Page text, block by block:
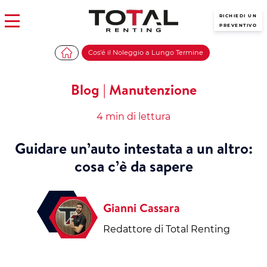
RICHIEDI UN
PREVENTIVO
Cos'é il Noleggio a Lungo Termine
Blog | Manutenzione
4 min di lettura
Guidare un’auto intestata a un altro:
cosa c’è da sapere
Gianni Cassara
Redattore di Total Renting